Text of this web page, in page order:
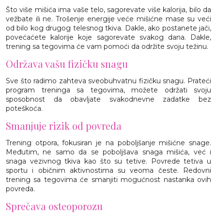
Što više mišića ima vaše telo, sagorevate više kalorija, bilo da
vežbate ili ne. Trošenje energije veće mišićne mase su veći
od bilo kog drugog telesnog tkiva. Dakle, ako postanete jači,
povećaćete kalorije koje sagorevate svakog dana. Dakle,
trening sa tegovima će vam pomoći da održite svoju težinu.
Održava vašu fizičku snagu
Sve što radimo zahteva sveobuhvatnu fizičku snagu. Prateći
program treninga sa tegovima, možete održati svoju
sposobnost da obavljate svakodnevne zadatke bez
poteškoća.
Smanjuje rizik od povreda
Trening otpora, fokusiran je na poboljšanje mišićne snage.
Međutim, ne samo da se poboljšava snaga mišića, već i
snaga vezivnog tkiva kao što su tetive. Povrede tetiva u
sportu i običnim aktivnostima su veoma česte. Redovni
trening sa tegovima će smanjiti mogućnost nastanka ovih
povreda.
Sprečava osteoporozu